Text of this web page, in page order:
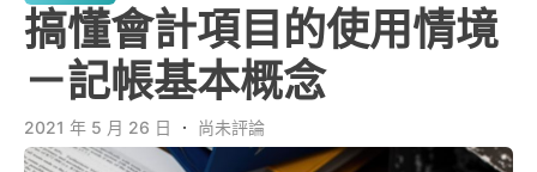
搞懂會計項目的使用情境
－記帳基本概念
2021 年 5 月 26 日 ． 尚未評論